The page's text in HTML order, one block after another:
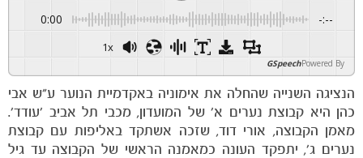
0:00 -:--
1x
Powered By
GSpeech
הנציגה השנייה שהחלה את אימוניה באקדמיית הנוער ע״ש אבי
כהן היא קבוצת נערים א׳ של המועדון, מכבי תל אביב ׳עודד׳.
מאמן הקבוצה, אורי דוד, שזכה אשתקד באליפות עם קבוצת
נערים ג׳, יתפקד העונה כמאמנה הראשי של הקבוצה עד גיל